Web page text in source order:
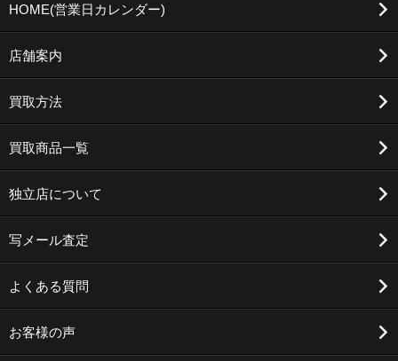
HOME(営業日カレンダー)
店舗案内
買取方法
買取商品一覧
独立店について
写メール査定
よくある質問
お客様の声